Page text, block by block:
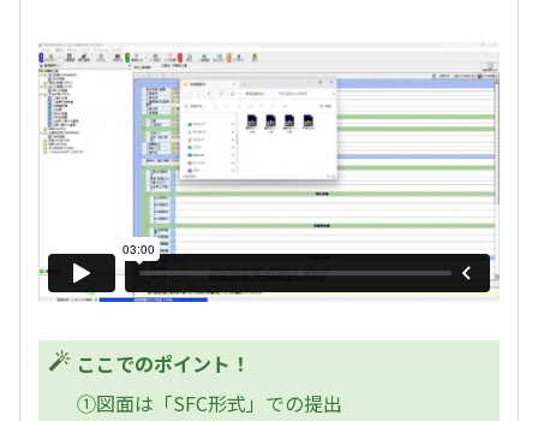
ここでのポイント！
①図面は「SFC形式」での提出